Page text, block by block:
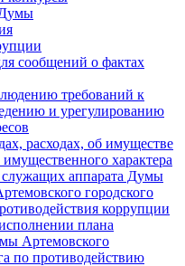
Думы
сообщений о фактах
требований к
и урегулированию
расходах, об имуществе
имущественного характера
аппарата Думы
городского
коррупции
плана
Артемовского
по противодействию